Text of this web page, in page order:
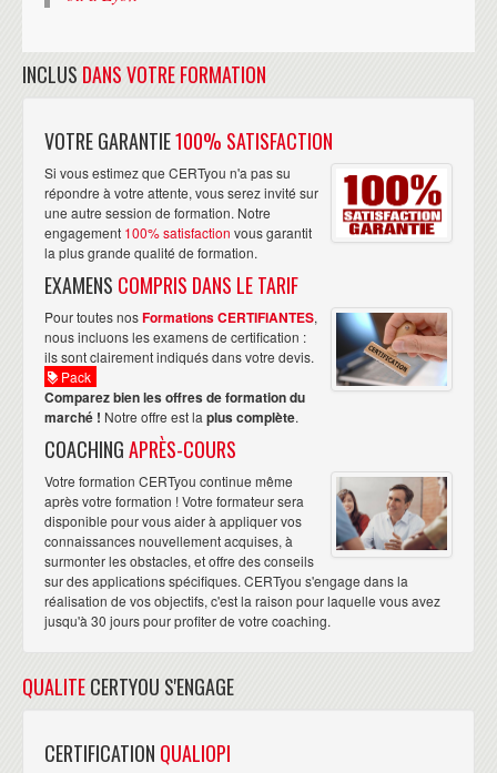
INCLUS DANS VOTRE FORMATION
VOTRE GARANTIE100% SATISFACTION
Si vous estimez que CERTyou n'a pas su
répondre à votre attente, vous serez invité sur
une autre session de formation. Notre
engagement 100% satisfaction vous garantit
la plus grande qualité de formation.
EXAMENS COMPRIS DANS LE TARIF
Pour toutes nosFormations CERTIFIANTES,
nous incluons les examens de certification :
ils sont clairement indiqués dans votre devis.
Pack
Comparez bien les offres de formation du
marché ! Notre offre est la plus complète.
COACHINGAPRÈS-COURS
Votre formation CERTyou continue même
après votre formation ! Votre formateur sera
disponible pour vous aider à appliquer vos
connaissances nouvellement acquises, à
surmonter les obstacles, et offre des conseils
sur des applications spécifiques. CERTyou s'engage dans la
réalisation de vos objectifs, c'est la raison pour laquelle vous avez
jusqu'à 30 jours pour profiter de votre coaching.
QUALITECERTYOU S'ENGAGE
CERTIFICATION QUALIOPI